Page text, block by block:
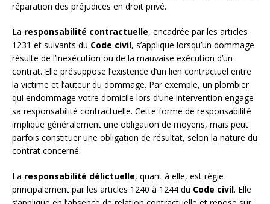
réparation des préjudices en droit privé.
La responsabilité contractuelle, encadrée par les articles
1231 et suivants du Code civil, s’applique lorsqu’un dommage
résulte de l’inexécution ou de la mauvaise exécution d’un
contrat. Elle présuppose l’existence d’un lien contractuel entre
la victime et l’auteur du dommage. Par exemple, un plombier
qui endommage votre domicile lors d’une intervention engage
sa responsabilité contractuelle. Cette forme de responsabilité
implique généralement une obligation de moyens, mais peut
parfois constituer une obligation de résultat, selon la nature du
contrat concerné.
La responsabilité délictuelle, quant à elle, est régie
principalement par les articles 1240 à 1244 du Code civil. Elle